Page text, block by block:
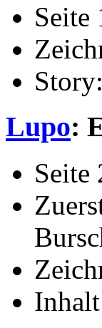
Seite
Story:
Lupo:
Seite